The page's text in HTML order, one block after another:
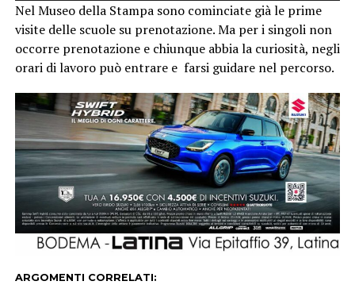
Nel Museo della Stampa sono cominciate già le prime
visite delle scuole su prenotazione. Ma per i singoli non
occorre prenotazione e chiunque abbia la curiosità, negli
orari di lavoro può entrare e farsi guidare nel percorso.
ARGOMENTI CORRELATI: